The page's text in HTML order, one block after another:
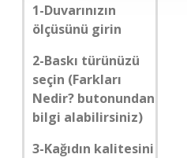
1-Duvarınızın
ölçüsünü girin
2-Baskı türünüzü
seçin (Farkları
Nedir? butonundan
bilgi alabilirsiniz)
3-Kağıdın kalitesini